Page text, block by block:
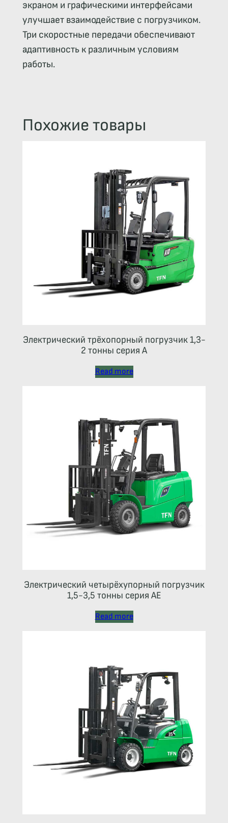
экраном и графическими интерфейсами
улучшает взаимодействие с погрузчиком.
Три скоростные передачи обеспечивают
адаптивность к различным условиям
работы.
Похожие товары
Электрический трёхопорный погрузчик 1,3-
2 тонны серия А
Read more
Электрический четырёхупорный погрузчик
1,5-3,5 тонны серия АЕ
Read more